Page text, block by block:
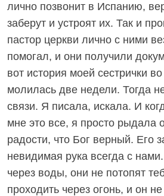
лично позвонит в Испанию,
заберут и устроят их. Так и
пастор церкви лично с ними
помогал, и они получили
вот история моей сестрички
молилась две недели. Тогда
связи. Я писала, искала. И
мне это все, я просто рыдала
радости, что Бог верный. Его
невидимая рука всегда с
через воды, они не потопят
проходить через огонь, и он